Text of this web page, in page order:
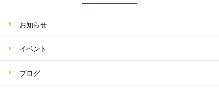
お知らせ
イベント
ブログ